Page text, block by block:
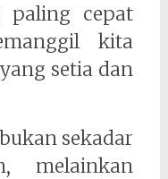
paling cepat
kita
setia dan
sekadar
melainkan